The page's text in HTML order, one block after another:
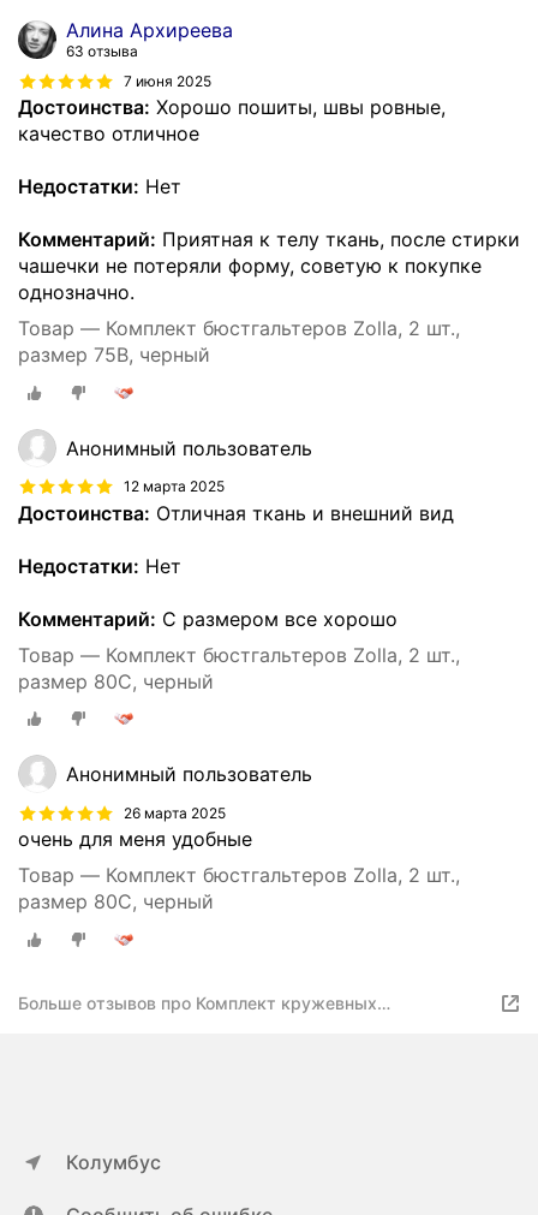
Алина Архиреева
63 отзыва
7 июня 2025
Достоинства: Хорошо пошиты, швы ровные,
качество отличное
Недостатки: Нет
Комментарий: Приятная к телу ткань, после стирки
чашечки не потеряли форму, советую к покупке
однозначно.
Товар — Комплект бюстгальтеров Zolla, 2 шт.,
размер 75B, черный
Анонимный пользователь
12 марта 2025
Достоинства: Отличная ткань и внешний вид
Недостатки: Нет
Комментарий: С размером все хорошо
Товар — Комплект бюстгальтеров Zolla, 2 шт.,
размер 80C, черный
Анонимный пользователь
26 марта 2025
очень для меня удобные
Товар — Комплект бюстгальтеров Zolla, 2 шт.,
размер 80C, черный
Больше отзывов про Комплект кружевных
Колумбус